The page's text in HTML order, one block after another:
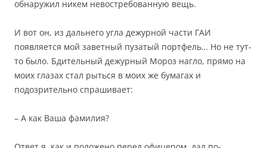
обнаружил никем невостребованную вещь.
И вот он, из дальнего угла дежурной части ГАИ
появляется мой заветный пузатый портфель… Но не тут-
то было. Бдительный дежурный Мороз нагло, прямо на
моих глазах стал рыться в моих же бумагах и
подозрительно спрашивает:
– А как Ваша фамилия?